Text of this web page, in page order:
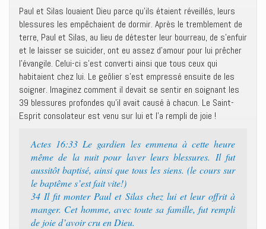
Paul et Silas louaient Dieu parce qu’ils étaient réveillés, leurs
blessures les empêchaient de dormir. Après le tremblement de
terre, Paul et Silas, au lieu de détester leur bourreau, de s’enfuir
et le laisser se suicider, ont eu assez d’amour pour lui prêcher
l’évangile. Celui-ci s’est converti ainsi que tous ceux qui
habitaient chez lui. Le geôlier s’est empressé ensuite de les
soigner. Imaginez comment il devait se sentir en soignant les
39 blessures profondes qu’il avait causé à chacun. Le Saint-
Esprit consolateur est venu sur lui et l’a rempli de joie !
Actes 16:33 Le gardien les emmena à cette heure
même de la nuit pour laver leurs blessures. Il fut
aussitôt baptisé, ainsi que tous les siens. (le cours sur
le baptême s’est fait vite!)
34 Il fit monter Paul et Silas chez lui et leur offrit à
manger. Cet homme, avec toute sa famille, fut rempli
de joie d’avoir cru en Dieu.